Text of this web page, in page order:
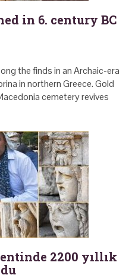
in 6. century BC
the finds in an Archaic-era
in northern Greece. Gold
cemetery revives
2200 yıllık